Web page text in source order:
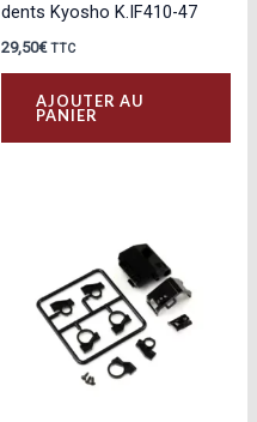
dents Kyosho K.IF410-47
29,50€ TTC
AJOUTER AU
PANIER